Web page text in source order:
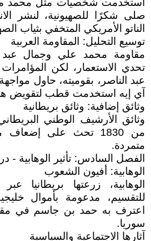
استخدمت شخصيات مثل محمد
صلى شكرًا للصهيونية، لنشر
الناتو الأمريكي المتخفي بثياب
توسيع التحليل: المقاومة العربية
مقاومة محمد علي وجمال عبد
تحدي الاستعمار، لكن
عبد الناصر، بقوميته، حاول
آي إيه استخدمت قطب لتقويض
وثائق إضافية: وثائق بريطانية
وثائق الأرشيف الوطني
من 1830 تحث على
متمردة.
الفصل السادس: تأثير الوهابية -
الوهابية: أفيون الشعوب
الوهابية، زرعتها بريطانيا
للتقسيم، مدعومة بأموال
سوريا.
آثارها الاجتماعية والسياسية